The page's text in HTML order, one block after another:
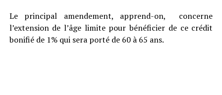
Le principal amendement, apprend-on, concerne
l’extension de l’âge limite pour bénéficier de ce crédit
bonifié de 1% qui sera porté de 60 à 65 ans.